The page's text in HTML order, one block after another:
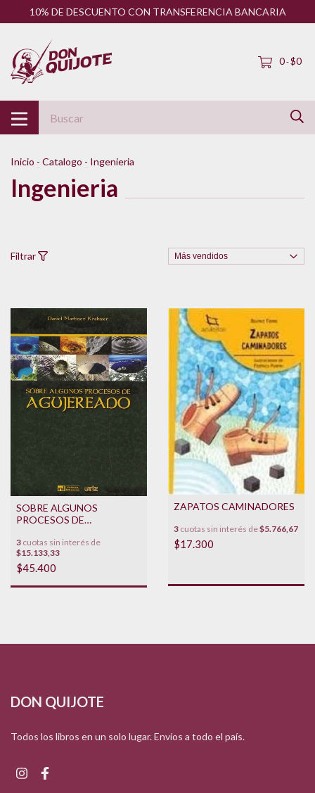
10% DE DESCUENTO CON TRANSFERENCIA BANCARIA
0-$0
Inicio - Catalogo - Ingenieria
Ingenieria
Filtrar
SOBRE ALGUNOS
PROCESOS DE
3 cuotas sin interés de
$15.133,33
$45.400
ZAPATOS CAMINADORES
3 cuotas sin interés de$5.766,67
$17.300
DON QUIJOTE
Todos los libros en un solo lugar. Envíos a todo el país.